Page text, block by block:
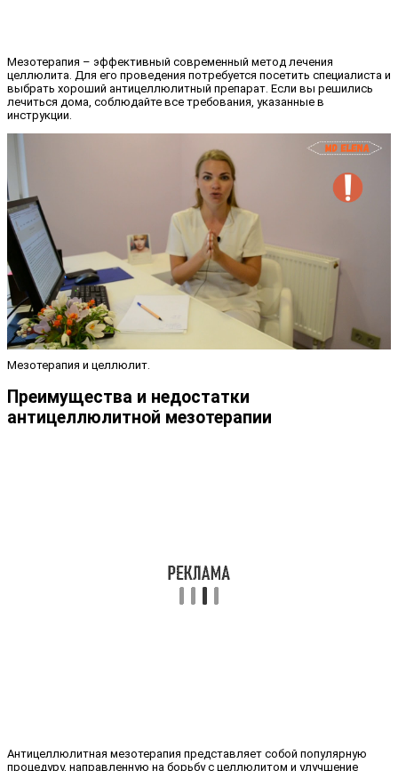
Мезотерапия – эффективный современный метод лечения
целлюлита. Для его проведения потребуется посетить специалиста и
выбрать хороший антицеллюлитный препарат. Если вы решились
лечиться дома, соблюдайте все требования, указанные в
инструкции.
Мезотерапия и целлюлит.
Преимущества и недостатки
антицеллюлитной мезотерапии
Антицеллюлитная мезотерапия представляет собой популярную
процедуру, направленную на борьбу с целлюлитом и улучшение